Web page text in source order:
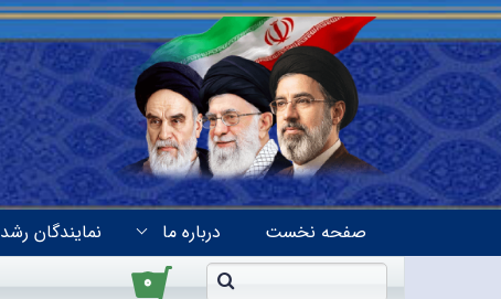
صفحه نخست درباره ما نمایندگان رشد
۰